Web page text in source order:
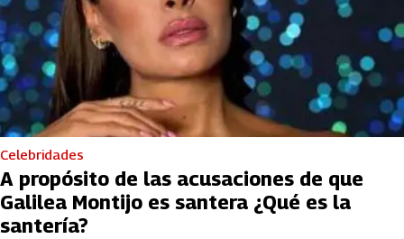
Celebridades
A propósito de las acusaciones de que
Galilea Montijo es santera ¿Qué es la
santería?